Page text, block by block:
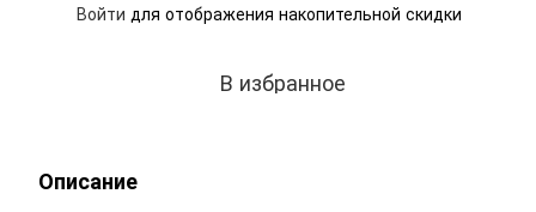
Войти для отображения накопительной скидки
В избранное
Описание